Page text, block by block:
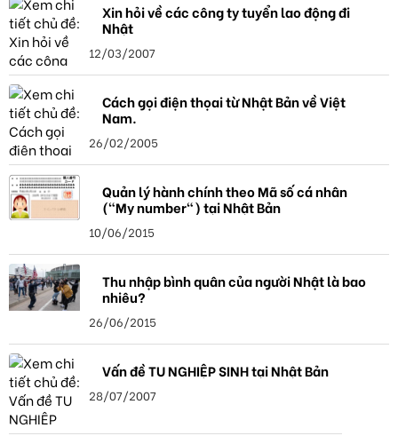
Xin hỏi về các công ty tuyển lao động đi
Nhật
12/03/2007
Cách gọi điện thọai từ Nhật Bản về Việt
Nam.
26/02/2005
Quản lý hành chính theo Mã số cá nhân
("My number") tại Nhật Bản
10/06/2015
Thu nhập bình quân của người Nhật là bao
nhiêu?
26/06/2015
Vấn đề TU NGHIỆP SINH tại Nhật Bản
28/07/2007